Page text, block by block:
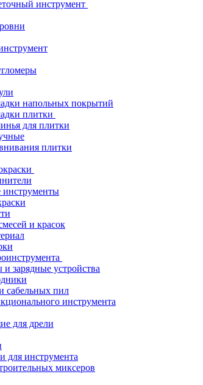
инструмент
напольных покрытий
плитки
для плитки
плитки
инструменты
и красок
зарядные устройства
сабельных пил
инструмента
для дрели
для инструмента
миксеров